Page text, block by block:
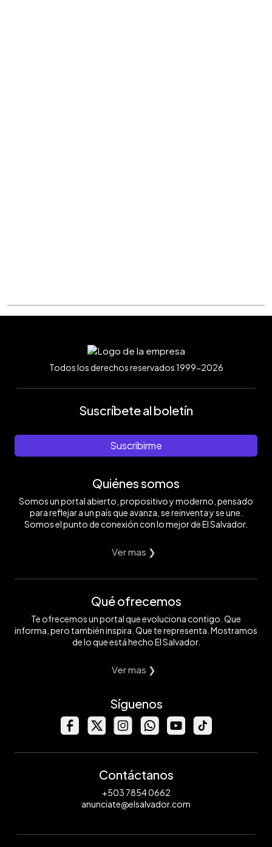
Todos los derechos reservados 1999-2026
Suscríbete al boletín
Suscribirme
Quiénes somos
Somos un portal abierto, propositivo y moderno, pensado
para reflejar a un país que avanza, se reinventa y se une.
Somos el punto de conexión con lo mejor de El Salvador.
Ver mas ❯
Qué ofrecemos
Te ofrecemos un portal que evoluciona contigo. Que
informa, pero también inspira. Que te representa. Mostramos
de lo que está hecho El Salvador.
Ver mas ❯
Síguenos
Contáctanos
+503 7854 0662
anunciate@elsalvador.com